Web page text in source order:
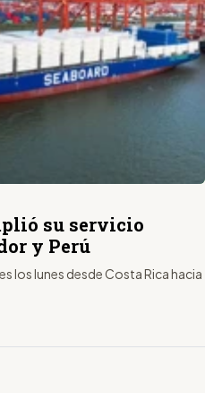
su servicio
y Perú
los lunes desde Costa Rica hacia